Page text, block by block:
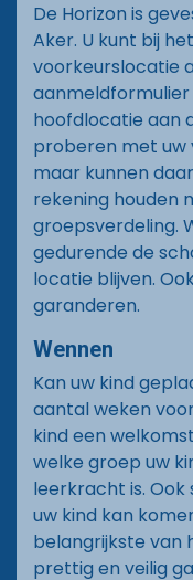
De Horizon is
Aker. U kunt bij
voorkeurslocatie
aanmeldformulier
hoofdlocatie aan
proberen met uw
maar kunnen
rekening houden
groepsverdeling.
gedurende de
locatie blijven.
garanderen.
Wennen
Kan uw kind
aantal weken
kind een
welke groep uw
leerkracht is.
uw kind kan
belangrijkste van
prettig en veilig